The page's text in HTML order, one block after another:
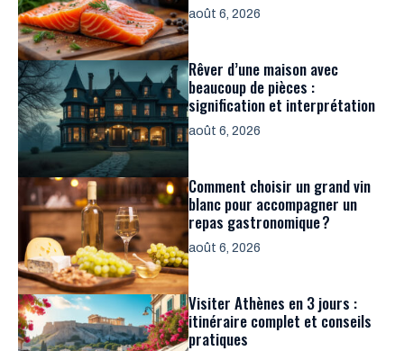
août 6, 2026
Rêver d’une maison avec
beaucoup de pièces :
signification et interprétation
août 6, 2026
Comment choisir un grand vin
blanc pour accompagner un
repas gastronomique ?
août 6, 2026
Visiter Athènes en 3 jours :
itinéraire complet et conseils
pratiques